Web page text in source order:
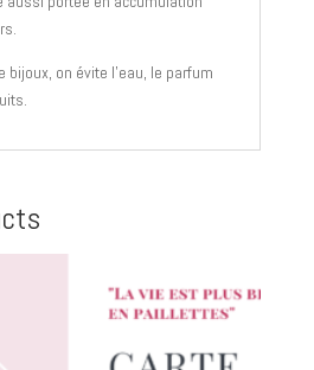
bijoux, on évite l’eau, le parfum